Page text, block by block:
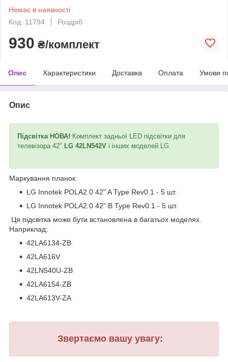
Немає в наявності
Код: 11794
Роздріб
930 ₴/комплект
Опис Характеристики Доставка Оплата Умови
Опис
Підсвітка НОВА! Комплект задньої LED підсвітки для
телевізора 42" LG 42LN542V і інших моделей LG.
Маркування планок:
LG Innotek POLA2.0 42" A Type Rev0.1 - 5 шт.
LG Innotek POLA2.0 42" B Type Rev0.1 - 5 шт.
Ця підсвітка може бути встановлена в багатьох моделях.
Наприклад:
42LA6134-ZB
42LA616V
42LN540U-ZB
42LA6154-ZB
42LA613V-ZA
Звертаємо вашу увагу: